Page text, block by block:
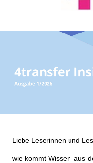
Liebe Leserinnen und
wie kommt Wissen aus